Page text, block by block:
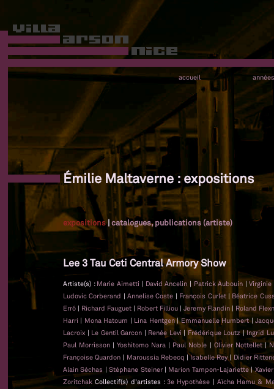
accueil années
Émilie Maltaverne : expositions
expositions|catalogues, publications (artiste)
Lee 3 Tau Ceti Central Armory Show
Artiste(s) : Marie Aimetti | David Ancelin | Patrick Aubouin |
Ludovic Corberand |Annelise Coste | François Curlet | Béatrice
Erró | Richard Fauguet | Robert Filliou |Jeremy Flandin | Roland
Harri | Mona Hatoum | Lina Hentgen|Emmanuelle Humbert|
Lacroix | Le Gentil Garcon | Renée Levi| Frédérique Loutz|Ingrid
Paul Morrisson |Yoshitomo Nara | Paul Noble | Olivier Nottellet|
Françoise Quardon | Maroussia Rebecq |Isabelle Rey| Didier
Alain Séchas |Stéphane Steiner | Marion Tampon-Lajariette|
ZoritchakCollectif(s) d'artistes :3e Hypothèse | Aïcha Hamu &